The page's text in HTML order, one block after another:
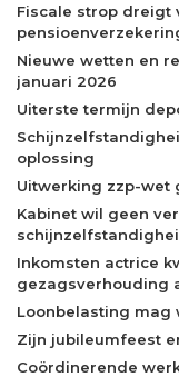
Fiscale strop dreigt
Nieuwe wetten en
januari 2026
Uiterste termijn
oplossing
Uitwerking zzp-wet
Kabinet wil geen
Inkomsten actrice
gezagsverhouding
Loonbelasting mag
Zijn jubileumfeest
Coördinerende